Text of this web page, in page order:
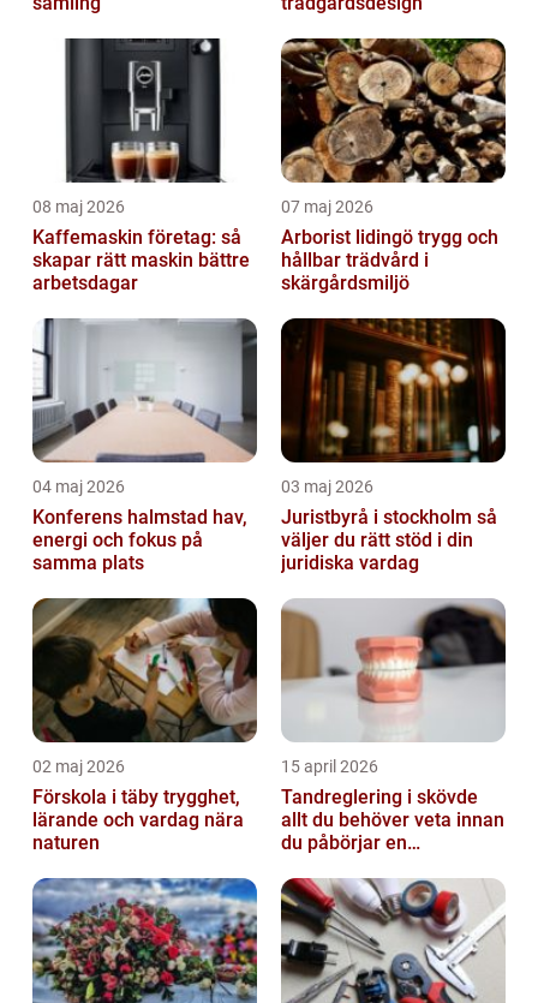
08 maj 2026
Kaffemaskin företag: så
skapar rätt maskin bättre
arbetsdagar
07 maj 2026
Arborist lidingö trygg och
hållbar trädvård i
skärgårdsmiljö
04 maj 2026
Konferens halmstad hav,
energi och fokus på
samma plats
03 maj 2026
Juristbyrå i stockholm så
väljer du rätt stöd i din
juridiska vardag
02 maj 2026
Förskola i täby trygghet,
lärande och vardag nära
naturen
15 april 2026
Tandreglering i skövde
allt du behöver veta innan
du påbörjar en